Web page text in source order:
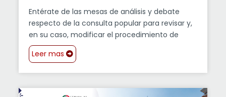
Entérate de las mesas de análisis y debate
respecto de la consulta popular para revisar y,
en su caso, modificar el procedimiento de
designación de las ministras y ministros de la
Suprema Corte de Justicia de la Nación.
Leer mas